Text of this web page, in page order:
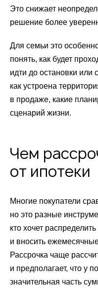
Это снижает
решение более
Для семьи это
понять, как будет
идти до остановки или
как устроена
в продаже, какие
сценарий жизни.
Чем
от ипотеки
Многие покупатели
но это разные
кто хочет
и вносить
Рассрочка чаще
и предполагает, что у
значительная часть